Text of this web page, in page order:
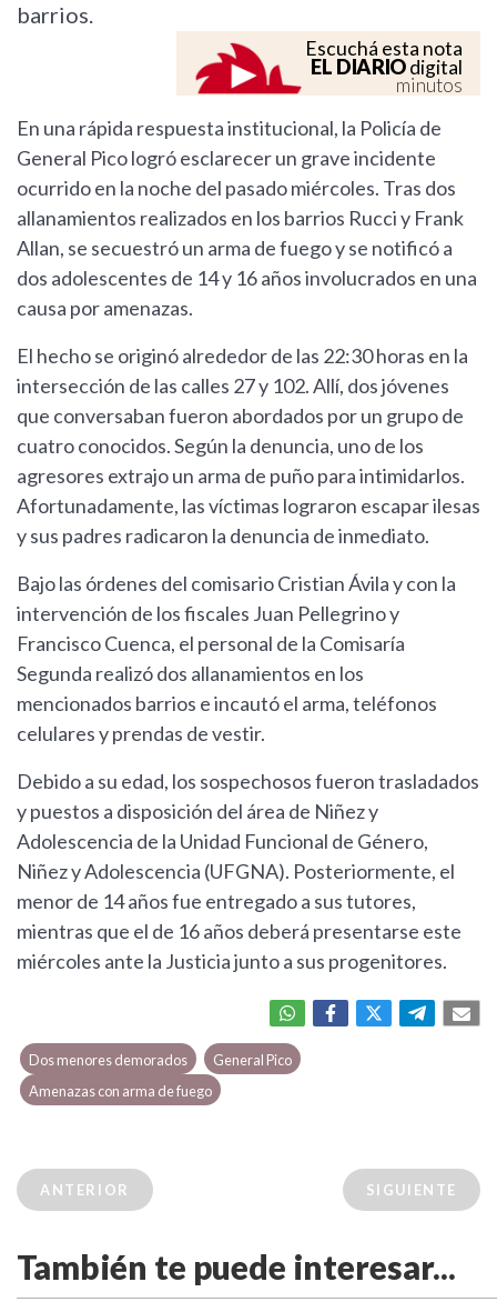
barrios.
Escuchá esta nota
EL DIARIOdigital
minutos
En una rápida respuesta institucional, la Policía de
General Pico logró esclarecer un grave incidente
ocurrido en la noche del pasado miércoles. Tras dos
allanamientos realizados en los barrios Rucci y Frank
Allan, se secuestró un arma de fuego y se notificó a
dos adolescentes de 14 y 16 años involucrados en una
causa por amenazas.
El hecho se originó alrededor de las 22:30 horas en la
intersección de las calles 27 y 102. Allí, dos jóvenes
que conversaban fueron abordados por un grupo de
cuatro conocidos. Según la denuncia, uno de los
agresores extrajo un arma de puño para intimidarlos.
Afortunadamente, las víctimas lograron escapar ilesas
y sus padres radicaron la denuncia de inmediato.
Bajo las órdenes del comisario Cristian Ávila y con la
intervención de los fiscales Juan Pellegrino y
Francisco Cuenca, el personal de la Comisaría
Segunda realizó dos allanamientos en los
mencionados barrios e incautó el arma, teléfonos
celulares y prendas de vestir.
Debido a su edad, los sospechosos fueron trasladados
y puestos a disposición del área de Niñez y
Adolescencia de la Unidad Funcional de Género,
Niñez y Adolescencia (UFGNA). Posteriormente, el
menor de 14 años fue entregado a sus tutores,
mientras que el de 16 años deberá presentarse este
miércoles ante la Justicia junto a sus progenitores.
Dos menores demorados
General Pico
Amenazas con arma de fuego
ANTERIOR SIGUIENTE
También te puede interesar...